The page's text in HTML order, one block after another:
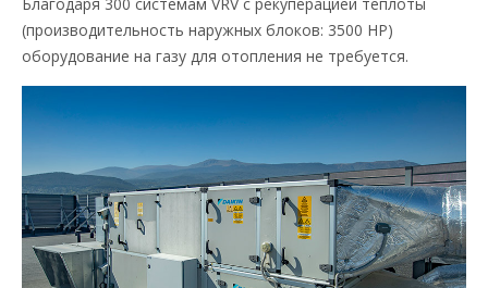
(производительность наружных блоков: 3500 HP)
оборудование на газу для отопления не требуется.